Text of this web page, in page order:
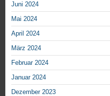
Juni 2024
Mai 2024
April 2024
März 2024
Februar 2024
Januar 2024
Dezember 2023